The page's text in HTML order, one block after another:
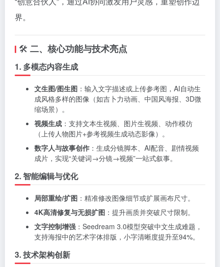
界。
🛠️ 二、核心功能与技术亮点
1. 多模态内容生成
文生图/图生图 ：输入文字描述或上传参考图，AI自动生
成风格多样的图像（如吉卜力动画、中国风海报、3D微
缩场景）。
视频生成 ：支持文本生视频、图片生视频、动作模仿
（上传人物图片+参考视频生成动态影像）。
数字人与故事创作 ：生成分镜脚本、AI配音、剧情视频
成片，实现“关键词→分镜→视频”一站式叙事。
2. 智能编辑与优化
局部重绘/扩图 ：精准修改图像细节或扩展画布尺寸。
4K高清修复与无损扩图 ：提升画质并突破尺寸限制。
文字控制增强 ：Seedream 3.0模型突破中文生成难题，
支持海报中的艺术字体排版，小字清晰度提升至94%。
3. 技术架构创新